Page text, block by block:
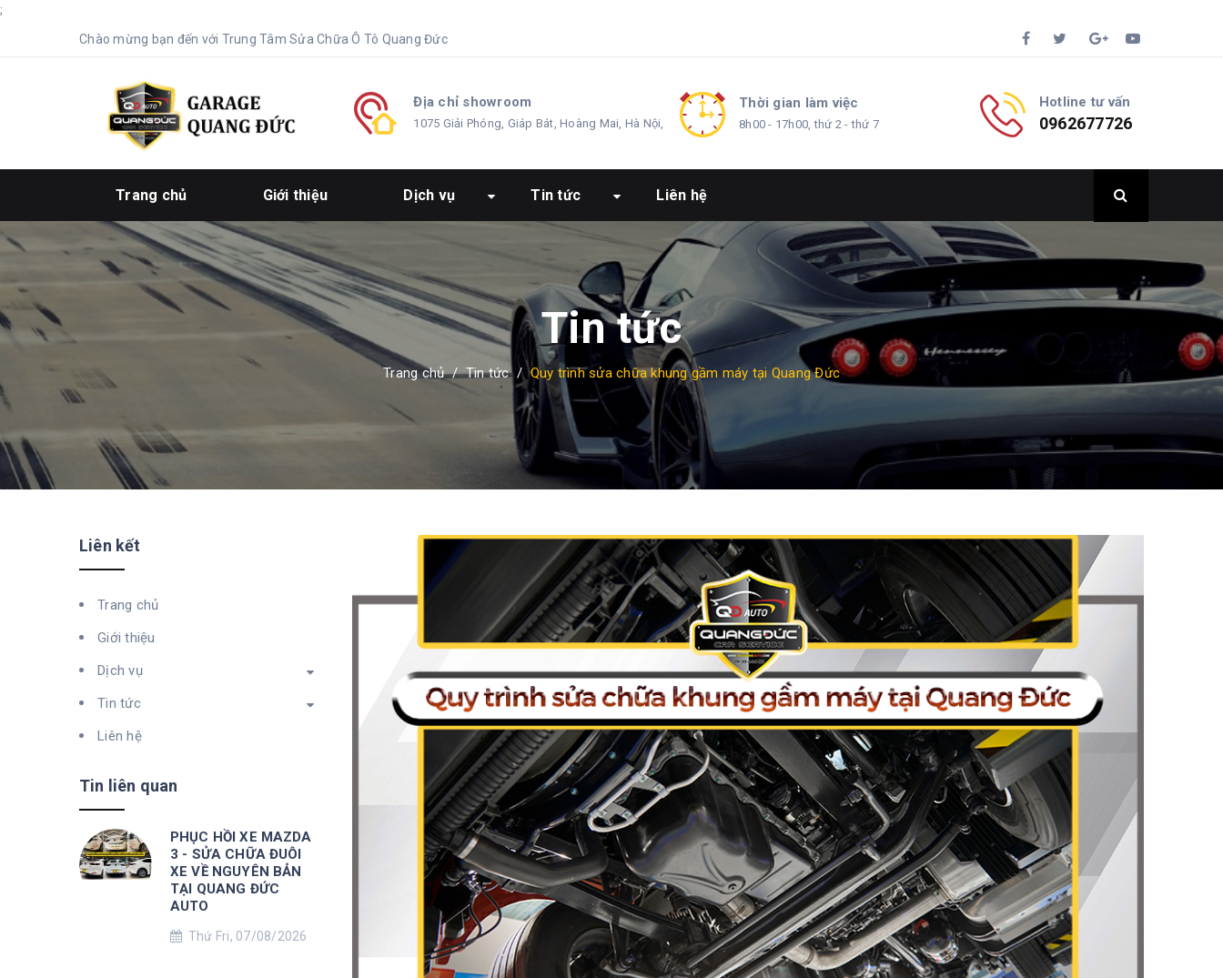
;
Chào mừng bạn đến với Trung Tâm Sửa Chữa Ô Tô Quang Đức
Địa chỉ showroom
1075 Giải Phóng, Giáp Bát, Hoàng Mai, Hà Nội,
Thời gian làm việc
8h00 - 17h00, thứ 2 - thứ 7
Hotline tư vấn
0962677726
Trang chủ Giới thiệu Dịch vụ Tin tức Liên hệ
Tin tức
Trang chủ / Tin tức / Quy trình sửa chữa khung gầm máy tại Quang Đức
Liên kết
Trang chủ
Giới thiệu
Dịch vụ
Tin tức
Liên hệ
Tin liên quan
PHỤC HỒI XE MAZDA
3 - SỬA CHỮA ĐUÔI
XE VỀ NGUYÊN BẢN
TẠI QUANG ĐỨC
AUTO
Thứ Fri, 07/08/2026